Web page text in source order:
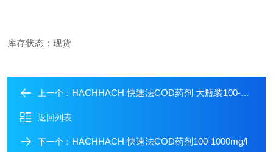
库存状态：现货
上一个： HACHHACH 快速法COD药剂 大瓶装100-1000mg/l
返回列表
下一个： HACHHACH 快速法COD药剂100-1000mg/l